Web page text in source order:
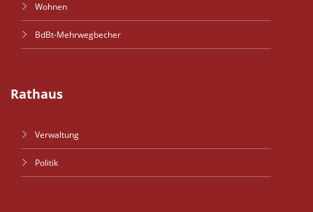
Wohnen
BdBt-Mehrwegbecher
Rathaus
Verwaltung
Politik